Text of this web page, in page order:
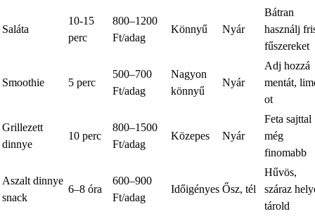
Saláta
10-15
perc
800–1200
Ft/adag
Könnyű Nyár
Bátran
használj
fűszereket
Smoothie 5 perc
500–700
Ft/adag
Nagyon
könnyű
Nyár
Adj hozzá
mentát,
ot
Grillezett
dinnye
10 perc
800–1500
Ft/adag
Közepes Nyár
Feta sajttal
még
finomabb
Aszalt dinnye
snack
6–8 óra
600–900
Ft/adag
Időigényes Ősz, tél
Hűvös,
száraz
tárold